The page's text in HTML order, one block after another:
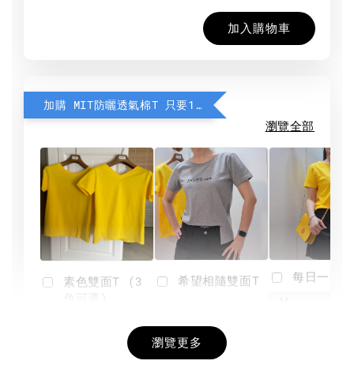
加入購物車
加購 MIT防曬透氣棉T 只要190元
瀏覽全部
素色雙面T (3
+
希望相隨雙面T
NT$ 190
-
每日一笑
瀏覽更多